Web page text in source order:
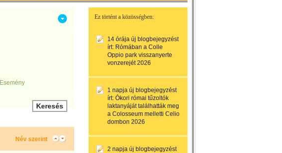
Esemény
Név szerint
Ez történt a közösségben:
14 órája új blogbejegyzést
írt: Rómában a Colle
Oppio park visszanyerte
vonzerejét 2026
1 napja új blogbejegyzést
írt: Ókori római tűzoltók
laktanyáját találhatták meg
a Colosseum melletti Celio
dombon 2026
2 napja új blogbejegyzést